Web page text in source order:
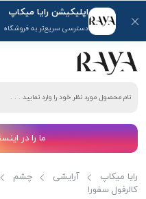
اپلیکیشن رایا میکاپ
دسترسی سریع‌تر به فروشگاه
ما را در
رایا میکاپ آرایشی چشم
کالرفول سفورا